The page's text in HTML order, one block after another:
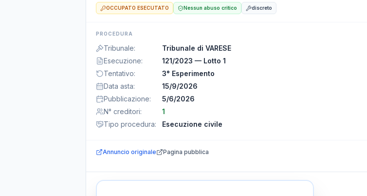
OCCUPATO ESECUTATO Nessun abuso critico discreto
PROCEDURA
Tribunale:
Tribunale di VARESE
Esecuzione:
121/2023 — Lotto 1
Tentativo:
3° Esperimento
Data asta:
15/9/2026
Pubblicazione:
5/6/2026
N° creditori:
1
Tipo procedura: Esecuzione civile
Annuncio originale Pagina pubblica